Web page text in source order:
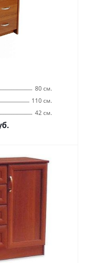
80 см.
110 см.
42 см.